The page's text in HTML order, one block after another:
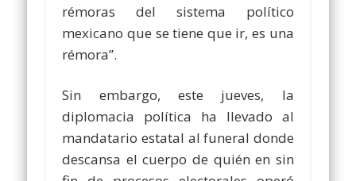
rémoras del sistema político
mexicano que se tiene que ir, es una
rémora”.
Sin embargo, este jueves, la
diplomacia política ha llevado al
mandatario estatal al funeral donde
descansa el cuerpo de quién en sin